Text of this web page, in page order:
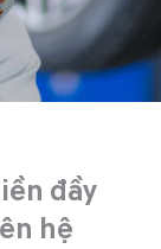
đầy
hệ